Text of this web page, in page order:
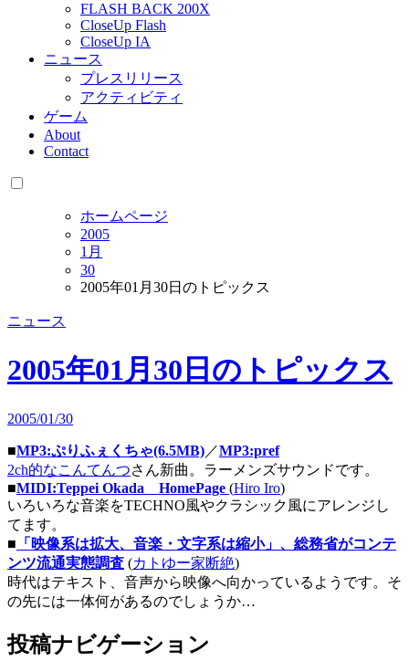
FLASH BACK 200X
CloseUp Flash
CloseUp IA
ニュース
プレスリリース
アクティビティ
ゲーム
About
Contact
ホームページ
2005
1月
30
2005年01月30日のトピックス
ニュース
2005年01月30日のトピックス
2005/01/30
■MP3:ぷりふぇくちゃ(6.5MB)／MP3:pref
2ch的なこんてんつさん新曲。ラーメンズサウンドです。
■MIDI:Teppei Okada HomePage (Hiro Iro)
いろいろな音楽をTECHNO風やクラシック風にアレンジし
てます。
■ 「映像系は拡大、音楽・文字系は縮小」、総務省がコンテ
ンツ流通実態調査 (カトゆー家断絶)
時代はテキスト、音声から映像へ向かっているようです。そ
の先には一体何があるのでしょうか…
投稿ナビゲーション